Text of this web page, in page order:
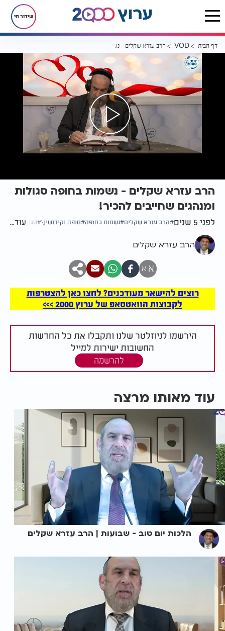
שידור חי
דף הבית VOD הרב עזרא שקלים - נשמות בחופה סגולות ומנהגים שחייבים להכיר!
הרב עזרא שקלים - נשמות בחופה סגולות
ומנהגים שחייבים להכיר!
לפני 5 שנים הרב עזרא שקלים נשמות בחופה חופה וקידושין\ סגולותעוד...
הרב עזרא שקלים
א א
רוצים להישאר מעודכנים? לחצו כאן להצטרפות
לקבוצות הוואטסאפ של ערוץ 2000 >>>
הירשמו לניוזלטר שלנו ותקבלו את כל החדשות
החשובות ישירות למייל
להרשמה
עוד מאותו מרצה
הלכות יום טוב - שבועות | הרב עזרא שקלים